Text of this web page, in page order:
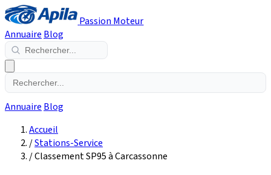
Passion Moteur
Annuaire Blog
Annuaire Blog
Accueil
/Stations-Service
/Classement SP95 à Carcassonne